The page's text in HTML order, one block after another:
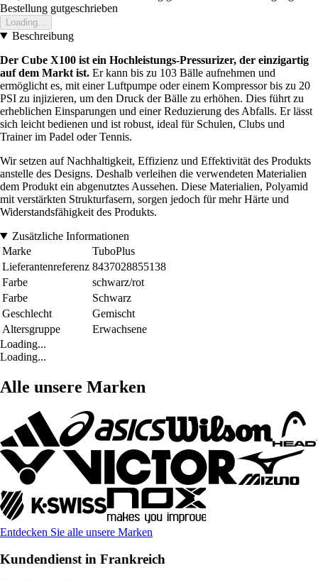
Bestellung gutgeschrieben
Loading...
Beschreibung
Der Cube X100 ist ein Hochleistungs-Pressurizer, der einzigartig
auf dem Markt ist. Er kann bis zu 103 Bälle aufnehmen und
ermöglicht es, mit einer Luftpumpe oder einem Kompressor bis zu 20
PSI zu injizieren, um den Druck der Bälle zu erhöhen. Dies führt zu
erheblichen Einsparungen und einer Reduzierung des Abfalls. Er lässt
sich leicht bedienen und ist robust, ideal für Schulen, Clubs und
Trainer im Padel oder Tennis.
Wir setzen auf Nachhaltigkeit, Effizienz und Effektivität des Produkts
anstelle des Designs. Deshalb verleihen die verwendeten Materialien
dem Produkt ein abgenutztes Aussehen. Diese Materialien, Polyamid
mit verstärkten Strukturfasern, sorgen jedoch für mehr Härte und
Widerstandsfähigkeit des Produkts.
Zusätzliche Informationen
Marke
TuboPlus
Lieferantenreferenz 8437028855138
Farbe
schwarz/rot
Farbe
Schwarz
Geschlecht
Gemischt
Altersgruppe
Erwachsene
Loading...
Loading...
Alle unsere Marken
Entdecken Sie alle unsere Marken
Kundendienst in Frankreich